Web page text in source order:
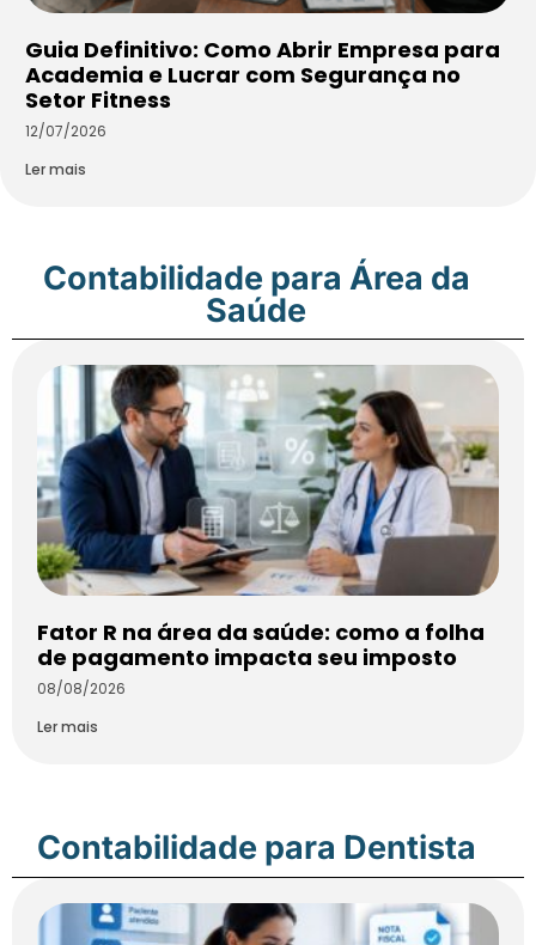
Guia Definitivo: Como Abrir Empresa para
Academia e Lucrar com Segurança no
Setor Fitness
12/07/2026
Ler mais
Contabilidade para Área da
Saúde
Fator R na área da saúde: como a folha
de pagamento impacta seu imposto
08/08/2026
Ler mais
Contabilidade para Dentista